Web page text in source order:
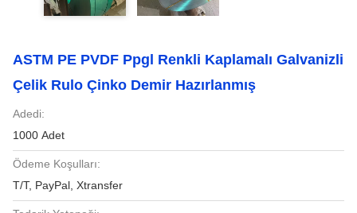
ASTM PE PVDF Ppgl Renkli Kaplamalı Galvanizli
Çelik Rulo Çinko Demir Hazırlanmış
Adedi:
1000 Adet
Ödeme Koşulları:
T/T, PayPal, Xtransfer